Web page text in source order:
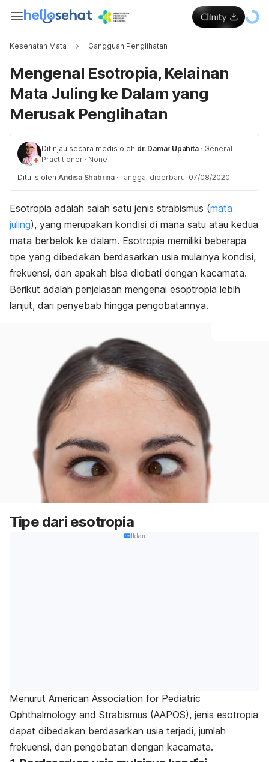
Kesehatan Mata Gangguan Penglihatan
Mengenal Esotropia, Kelainan
Mata Juling ke Dalam yang
Merusak Penglihatan
Ditinjau secara medis oleh dr. Damar Upahita · General
Practitioner · None
Ditulis oleh Andisa Shabrina · Tanggal diperbarui 07/08/2020
Esotropia adalah salah satu jenis strabismus (mata
juling), yang merupakan kondisi di mana satu atau kedua
mata berbelok ke dalam. Esotropia memiliki beberapa
tipe yang dibedakan berdasarkan usia mulainya kondisi,
frekuensi, dan apakah bisa diobati dengan kacamata.
Berikut adalah penjelasan mengenai esoptropia lebih
lanjut, dari penyebab hingga pengobatannya.
Tipe dari esotropia
Iklan
Menurut American Association for Pediatric
Ophthalmology and Strabismus (AAPOS), jenis esotropia
dapat dibedakan berdasarkan usia terjadi, jumlah
frekuensi, dan pengobatan dengan kacamata.